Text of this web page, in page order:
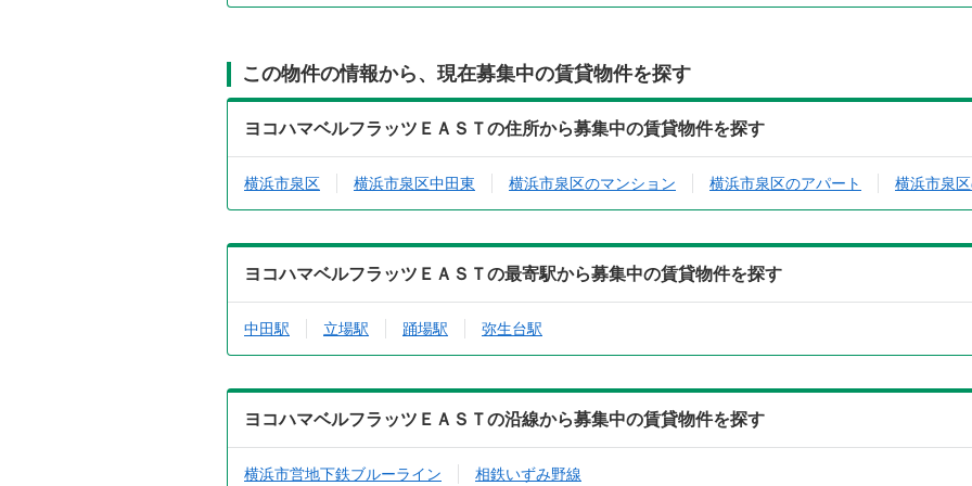
この物件の情報から、現在募集中の賃貸物件を探す
ヨコハマベルフラッツＥＡＳＴの住所から募集中の賃貸物件を探す
横浜市泉区 横浜市泉区中田東 横浜市泉区のマンション 横浜市泉区のアパート 横浜市泉
ヨコハマベルフラッツＥＡＳＴの最寄駅から募集中の賃貸物件を探す
中田駅 立場駅 踊場駅 弥生台駅
ヨコハマベルフラッツＥＡＳＴの沿線から募集中の賃貸物件を探す
横浜市営地下鉄ブルーライン 相鉄いずみ野線